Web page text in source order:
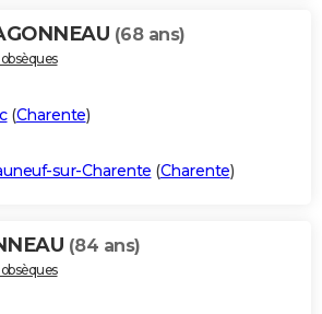
(68 ans)
(Charente)
sur-Charente (Charente)
(84 ans)